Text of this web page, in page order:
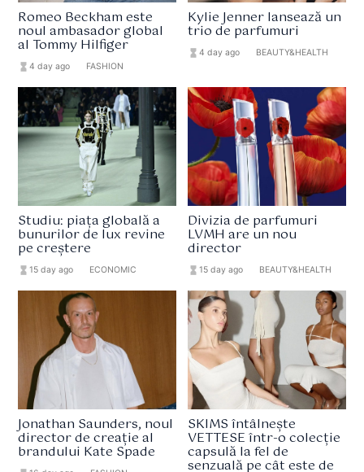
Romeo Beckham este
noul ambasador global
al Tommy Hilfiger
hourglass_full4 day ago FASHION
Kylie Jenner lansează un
trio de parfumuri
hourglass_full 4 day ago BEAUTY&HEALTH
Studiu: piața globală a
bunurilor de lux revine
pe creștere
hourglass_full15 day ago ECONOMIC
Divizia de parfumuri
LVMH are un nou
director
hourglass_full 15 day ago BEAUTY&HEALTH
Jonathan Saunders, noul
director de creație al
brandului Kate Spade
SKIMS întâlnește
VETTESE într-o colecție
capsulă la fel de
senzuală pe cât este de